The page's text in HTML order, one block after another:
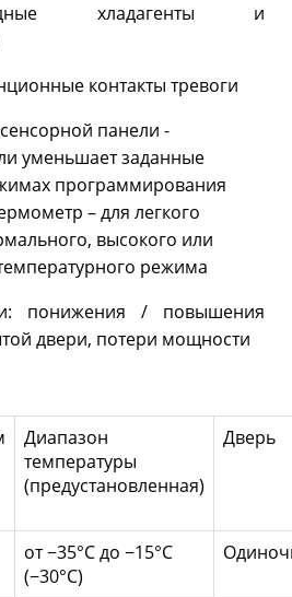
хладагенты и
контакты тревоги
панели -
уменьшает заданные
программирования
– для легкого
высокого или
режима
понижения / повышения
двери, потери мощности
Диапазон
температуры
(предустановленная)
Дверь
от −35°C до −15°C
(−30°C)